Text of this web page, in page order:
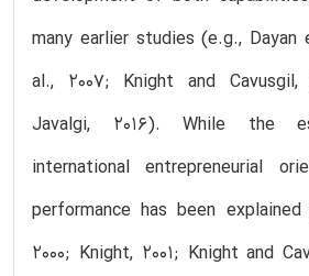
many earlier studies (e.g., Dayan
al., 2007; Knight and
Javalgi, 2016). While the
international entrepreneurial
performance has been
2000; Knight, 2001; Knight and